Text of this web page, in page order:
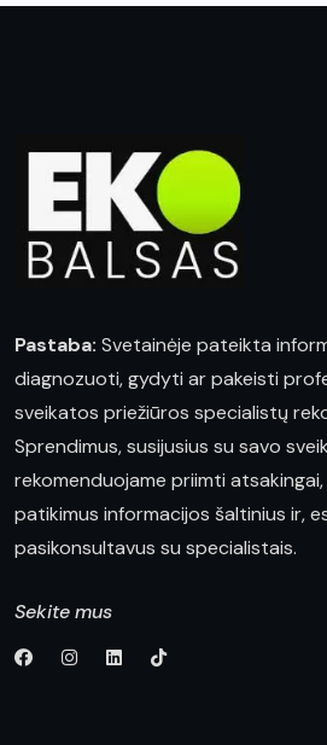
Pastaba: Svetainėje pateikta
diagnozuoti, gydyti ar pakeisti
sveikatos priežiūros specialistų
Sprendimus, susijusius su savo
rekomenduojame priimti
patikimus informacijos šaltinius ir,
pasikonsultavus su specialistais.
Sekite mus